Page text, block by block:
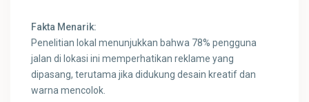
Fakta Menarik:
Penelitian lokal menunjukkan bahwa 78% pengguna
jalan di lokasi ini memperhatikan reklame yang
dipasang, terutama jika didukung desain kreatif dan
warna mencolok.